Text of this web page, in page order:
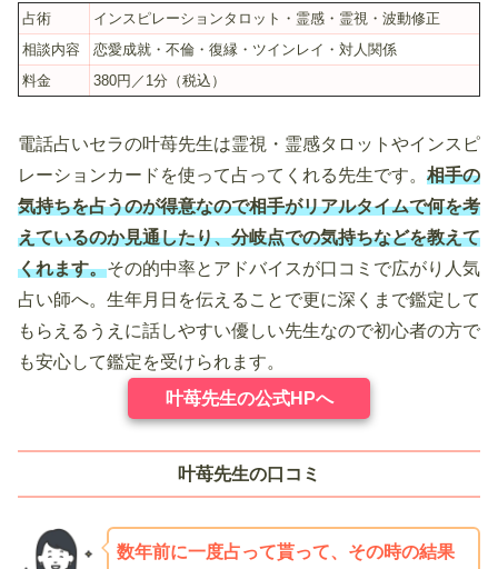
占術
インスピレーションタロット・霊感・霊視・波動修正
相談内容
恋愛成就・不倫・復縁・ツインレイ・対人関係
料金
380円／1分（税込）
電話占いセラの叶苺先生は霊視・霊感タロットやインスピ
レーションカードを使って占ってくれる先生です。 相手の
気持ちを占うのが得意なので相手がリアルタイムで何を考
えているのか見通したり、分岐点での気持ちなどを教えて
くれます。その的中率とアドバイスが口コミで広がり人気
占い師へ。生年月日を伝えることで更に深くまで鑑定して
もらえるうえに話しやすい優しい先生なので初心者の方で
も安心して鑑定を受けられます。
叶苺先生の公式HPへ
叶苺先生の口コミ
数年前に一度占って貰って、その時の結果